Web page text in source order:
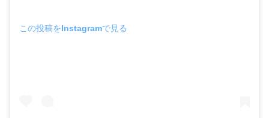
この投稿をInstagramで見る